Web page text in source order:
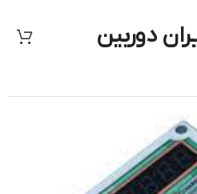
دوربین